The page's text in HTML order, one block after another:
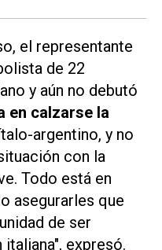
el representante
de 22
y aún no debutó
en calzarse la
argentino, y no
con la
Todo está en
asegurarles que
de ser
expresó.